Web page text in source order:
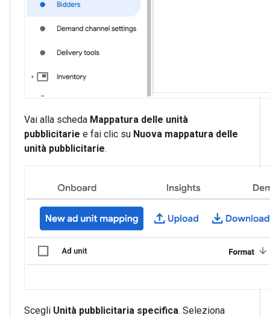
Vai alla scheda Mappatura delle unità
pubblicitarie e fai clic su Nuova mappatura delle
unità pubblicitarie.
Scegli Unità pubblicitaria specifica. Seleziona